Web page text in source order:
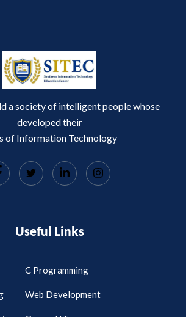
a society of intelligent people whose
developed their
of Information Technology
Useful Links
C Programming
Web Development